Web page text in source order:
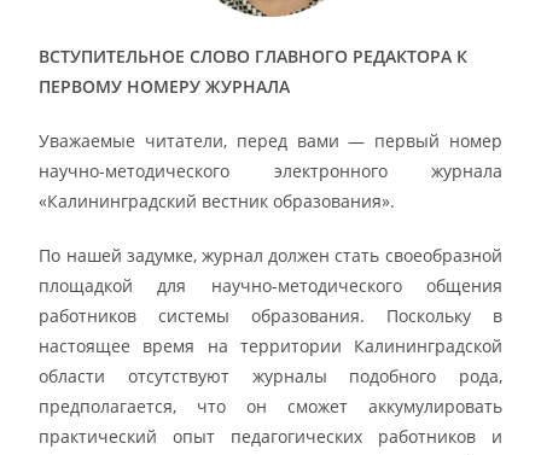
ВСТУПИТЕЛЬНОЕ СЛОВО ГЛАВНОГО РЕДАКТОРА К
ПЕРВОМУ НОМЕРУ ЖУРНАЛА
Уважаемые читатели, перед вами — первый номер
научно-методического электронного журнала
«Калининградский вестник образования».
По нашей задумке, журнал должен стать своеобразной
площадкой для научно-методического общения
работников системы образования. Поскольку в
настоящее время на территории Калининградской
области отсутствуют журналы подобного рода,
предполагается, что он сможет аккумулировать
практический опыт педагогических работников и